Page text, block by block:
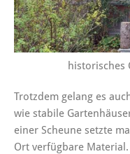
historisches
Trotzdem gelang es
wie stabile
einer Scheune setzte
Ort verfügbare